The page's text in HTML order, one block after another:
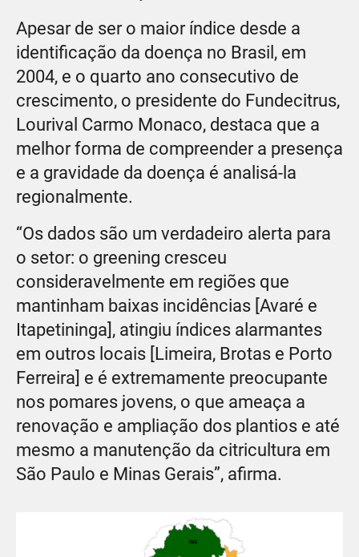
Apesar de ser o maior índice desde a
identificação da doença no Brasil, em
2004, e o quarto ano consecutivo de
crescimento, o presidente do Fundecitrus,
Lou­rival Carmo Monaco, destaca que a
melhor forma de compreender a presença
e a gravidade da doença é analisá-la
regionalmente.
“Os dados são um verdadei­ro alerta para
o setor: o greening cresceu
consideravelmente em regiões que
mantinham baixas incidências [Avaré e
Itapetinin­ga], atingiu índices alarmantes
em outros locais [Limeira, Brotas e Porto
Ferreira] e é extremamen­te preocupante
nos pomares jo­vens, o que ameaça a
renovação e ampliação dos plantios e até
mesmo a manutenção da citri­cultura em
São Paulo e Minas Gerais”, afirma.